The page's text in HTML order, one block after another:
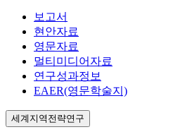
보고서
현안자료
영문자료
멀티미디어자료
연구성과정보
EAER(영문학술지)
세계지역전략연구